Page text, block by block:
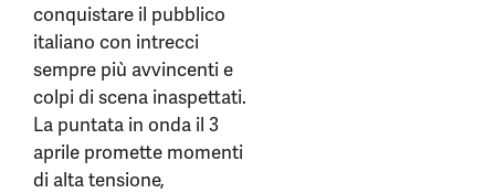
conquistare il pubblico
italiano con intrecci
sempre più avvincenti e
colpi di scena inaspettati.
La puntata in onda il 3
aprile promette momenti
di alta tensione,